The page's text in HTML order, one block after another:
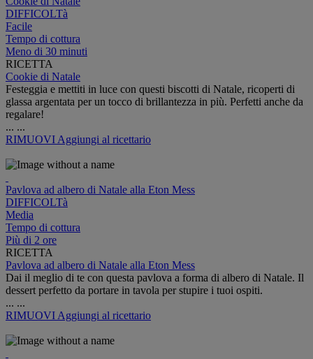
DIFFICOLTà
Facile
Tempo di cottura
Meno di 30 minuti
RICETTA
Cookie di Natale
Festeggia e mettiti in luce con questi biscotti di Natale, ricoperti di
glassa argentata per un tocco di brillantezza in più. Perfetti anche da
regalare!
... ...
RIMUOVI Aggiungi al ricettario
Pavlova ad albero di Natale alla Eton Mess
DIFFICOLTà
Media
Tempo di cottura
Più di 2 ore
RICETTA
Pavlova ad albero di Natale alla Eton Mess
Dai il meglio di te con questa pavlova a forma di albero di Natale. Il
dessert perfetto da portare in tavola per stupire i tuoi ospiti.
... ...
RIMUOVI Aggiungi al ricettario